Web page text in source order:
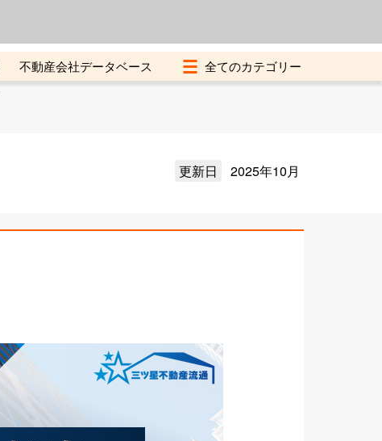
不動産会社データベース
更新日 2025年10月